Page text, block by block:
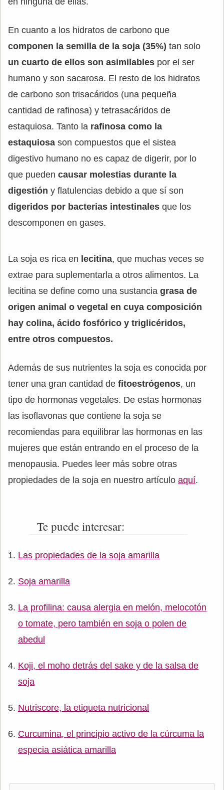
En cuanto a los hidratos de carbono que
componen la semilla de la soja (35%) tan solo
un cuarto de ellos son asimilables por el ser
humano y son sacarosa. El resto de los hidratos
de carbono son trisacáridos (una pequeña
cantidad de rafinosa) y tetrasacáridos de
estaquiosa. Tanto la rafinosa como la
estaquiosa son compuestos que el sistea
digestivo humano no es capaz de digerir, por lo
que pueden causar molestias durante la
digestión y flatulencias debido a que sí son
digeridos por bacterias intestinales que los
descomponen en gases.
La soja es rica en lecitina, que muchas veces se
extrae para suplementarla a otros alimentos. La
lecitina se define como una sustancia grasa de
origen animal o vegetal en cuya composición
hay colina, ácido fosfórico y triglicéridos,
entre otros compuestos.
Además de sus nutrientes la soja es conocida por
tener una gran cantidad de fitoestrógenos, un
tipo de hormonas vegetales. De estas hormonas
las isoflavonas que contiene la soja se
recomiendas para equilibrar las hormonas en las
mujeres que están entrando en el proceso de la
menopausia. Puedes leer más sobre otras
propiedades de la soja en nuestro artículo aquí.
Te puede interesar:
Las propiedades de la soja amarilla
Soja amarilla
La profilina: causa alergia en melón, melocotón
o tomate, pero también en soja o polen de
abedul
Koji, el moho detrás del sake y de la salsa de
soja
Nutriscore, la etiqueta nutricional
Curcumina, el principio activo de la cúrcuma la
especia asiática amarilla